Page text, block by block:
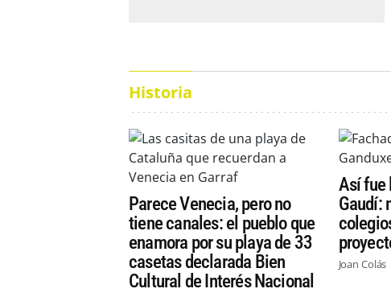
Historia
Parece Venecia, pero no
tiene canales: el pueblo que
enamora por su playa de 33
casetas declarada Bien
Cultural de Interés Nacional
Así fue
Gaudí:
Joan Colás